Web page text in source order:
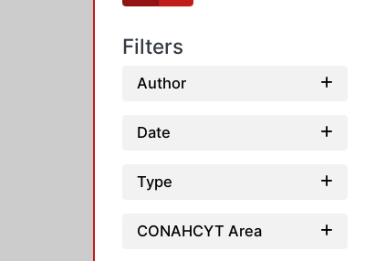
Filters
Author
Date
Type
CONAHCYT Area